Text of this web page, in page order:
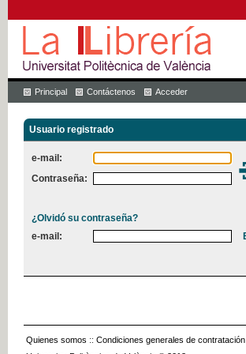
Principal Contáctenos Acceder
Usuario registrado
e-mail:
Contraseña:
¿Olvidó su contraseña?
e-mail:
Quienes somos :: Condiciones generales de contratación